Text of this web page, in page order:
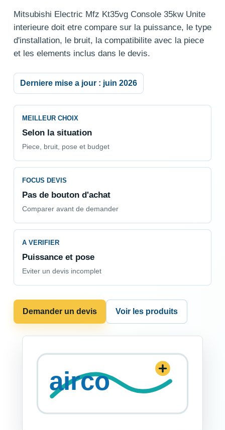
Mitsubishi Electric Mfz Kt35vg Console 35kw Unite
interieure doit etre compare sur la puissance, le type
d'installation, le bruit, la compatibilite avec la piece
et les elements inclus dans le devis.
Derniere mise a jour : juin 2026
MEILLEUR CHOIX
Selon la situation
Piece, bruit, pose et budget
FOCUS DEVIS
Pas de bouton d'achat
Comparer avant de demander
A VERIFIER
Puissance et pose
Eviter un devis incomplet
Demander un devis Voir les produits